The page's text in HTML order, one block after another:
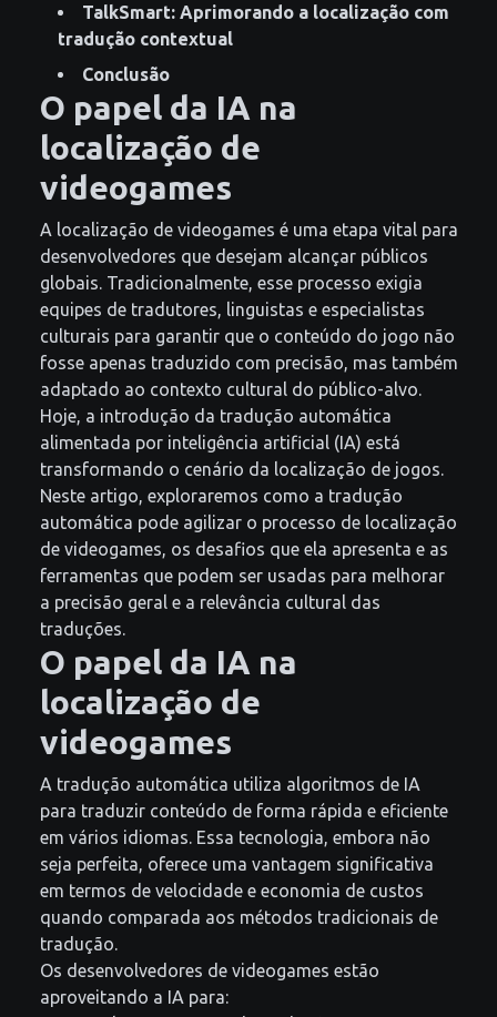
TalkSmart: Aprimorando a localização com
tradução contextual
Conclusão
O papel da IA na
localização de
videogames
A localização de videogames é uma etapa vital para
desenvolvedores que desejam alcançar públicos
globais. Tradicionalmente, esse processo exigia
equipes de tradutores, linguistas e especialistas
culturais para garantir que o conteúdo do jogo não
fosse apenas traduzido com precisão, mas também
adaptado ao contexto cultural do público-alvo.
Hoje, a introdução da tradução automática
alimentada por inteligência artificial (IA) está
transformando o cenário da localização de jogos.
Neste artigo, exploraremos como a tradução
automática pode agilizar o processo de localização
de videogames, os desafios que ela apresenta e as
ferramentas que podem ser usadas para melhorar
a precisão geral e a relevância cultural das
traduções.
O papel da IA na
localização de
videogames
A tradução automática utiliza algoritmos de IA
para traduzir conteúdo de forma rápida e eficiente
em vários idiomas. Essa tecnologia, embora não
seja perfeita, oferece uma vantagem significativa
em termos de velocidade e economia de custos
quando comparada aos métodos tradicionais de
tradução.
Os desenvolvedores de videogames estão
aproveitando a IA para: